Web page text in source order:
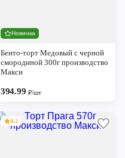
Новинка
Бенто-торт Медовый с черной
смородиной 300г производство
Макси
394.99 ₽/шт
4.2